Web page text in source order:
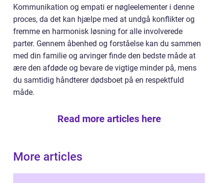
Kommunikation og empati er nøgleelementer i denne
proces, da det kan hjælpe med at undgå konflikter og
fremme en harmonisk løsning for alle involverede
parter. Gennem åbenhed og forståelse kan du sammen
med din familie og arvinger finde den bedste måde at
ære den afdøde og bevare de vigtige minder på, mens
du samtidig håndterer dødsboet på en respektfuld
måde.
Read more articles here
More articles